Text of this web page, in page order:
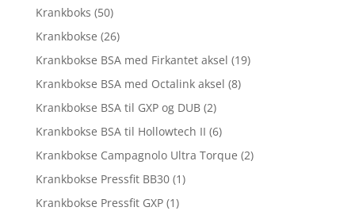
Krankboks (50)
Krankbokse (26)
Krankbokse BSA med Firkantet aksel (19)
Krankbokse BSA med Octalink aksel (8)
Krankbokse BSA til GXP og DUB (2)
Krankbokse BSA til Hollowtech II (6)
Krankbokse Campagnolo Ultra Torque (2)
Krankbokse Pressfit BB30 (1)
Krankbokse Pressfit GXP (1)